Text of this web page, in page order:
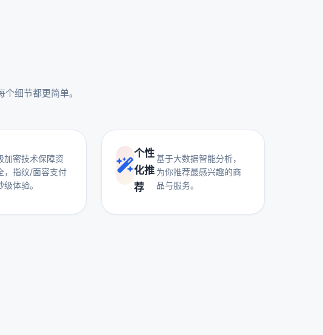
细节都更简单。
加密技术保障资
，指纹/面容支付
体验。
个性
化推
荐
基于大数据智能分析，
为你推荐最感兴趣的商
品与服务。